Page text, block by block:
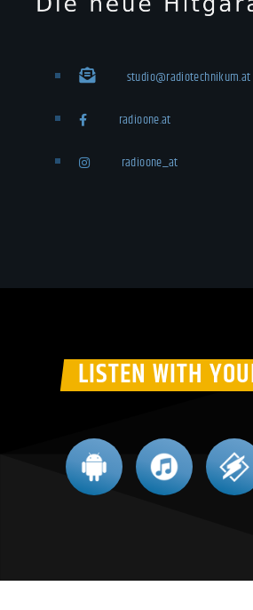
studio@radiotechnikum.at
radioone.at
radioone_at
LISTEN WITH